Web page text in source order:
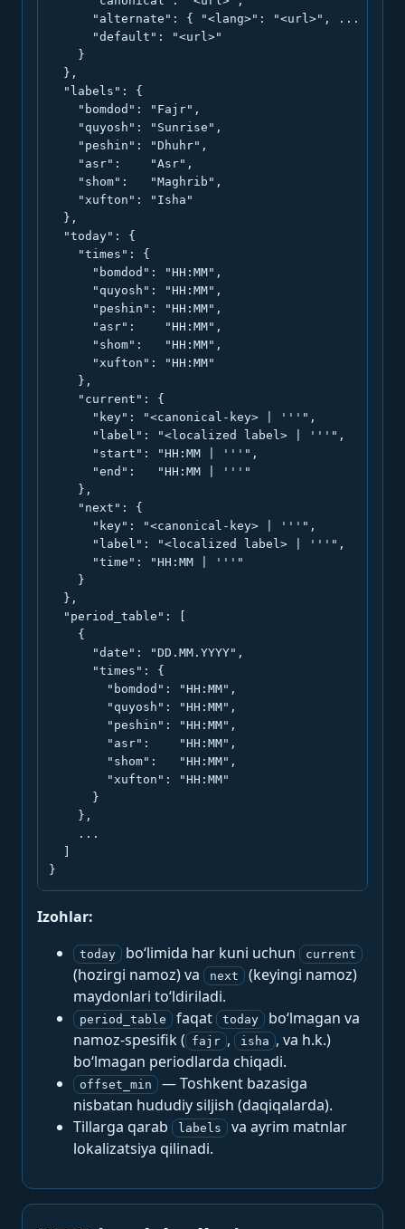
      "alternate": { "<lang>": "<url>", ... },
      "default": "<url>"
    }
  },
  "labels": {
    "bomdod": "Fajr",
    "quyosh": "Sunrise",
    "peshin": "Dhuhr",
    "asr":    "Asr",
    "shom":   "Maghrib",
    "xufton": "Isha"
  },
  "today": {
    "times": {
      "bomdod": "HH:MM",
      "quyosh": "HH:MM",
      "peshin": "HH:MM",
      "asr":    "HH:MM",
      "shom":   "HH:MM",
      "xufton": "HH:MM"
    },
    "current": {
      "key": "<canonical-key> | '''",
      "label": "<localized label> | '''",
      "start": "HH:MM | '''",
      "end":   "HH:MM | '''"
    },
    "next": {
      "key": "<canonical-key> | '''",
      "label": "<localized label> | '''",
      "time": "HH:MM | '''"
    }
  },
  "period_table": [
    {
      "date": "DD.MM.YYYY",
      "times": {
        "bomdod": "HH:MM",
        "quyosh": "HH:MM",
        "peshin": "HH:MM",
        "asr":    "HH:MM",
        "shom":   "HH:MM",
        "xufton": "HH:MM"
      }
    },
    ...
}
Izohlar:
today bo‘limida har kuni uchun current
(hozirgi namoz) va next
(keyingi namoz)
maydonlari to‘ldiriladi.
period_table faqat today
bo‘lmagan va
namoz-spesifik ( fajr , isha , va h.k.)
bo‘lmagan periodlarda chiqadi.
offset_min
— Toshkent bazasiga
nisbatan hududiy siljish (daqiqalarda).
Tillarga qarab
labels
va ayrim matnlar
lokalizatsiya qilinadi.